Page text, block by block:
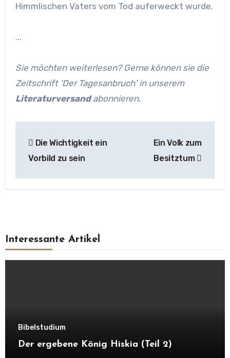
Himmlischen Vaters vom Tod auferweckt wurde.
...
Sie möchten weiterlesen? Gerne können sie die
Zeitschrift 'Der Tagesanbruch' in unserem
Literaturversandabonnieren.
Die Wichtigkeit ein
Vorbild zu sein
Ein Volk zum
Besitztum
Interessante Artikel
Bibelstudium
Der ergebene König Hiskia (Teil 2)